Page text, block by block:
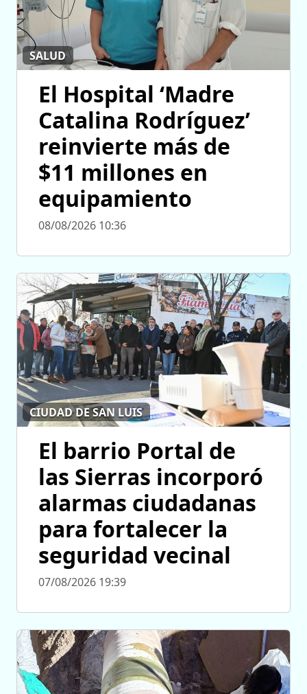
SALUD
El Hospital ‘Madre
Catalina Rodríguez’
reinvierte más de
$11 millones en
equipamiento
08/08/2026 10:36
CIUDAD DE SAN LUIS
El barrio Portal de
las Sierras incorporó
alarmas ciudadanas
para fortalecer la
seguridad vecinal
07/08/2026 19:39